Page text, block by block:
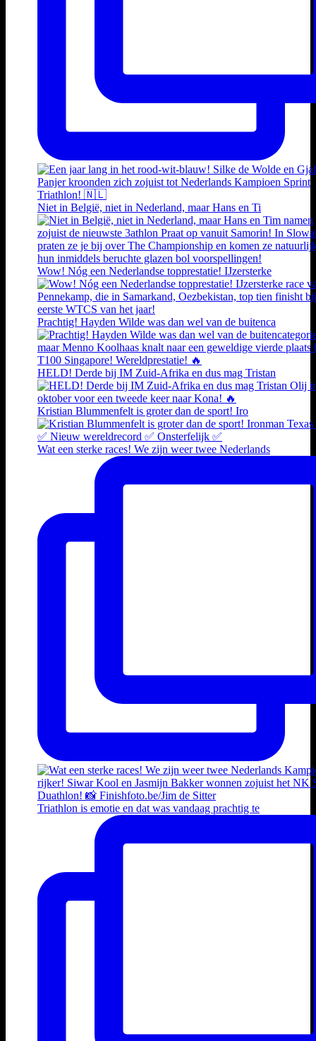
Niet in België, niet in Nederland, maar Hans en Ti
Wow! Nóg een Nederlandse topprestatie! IJzersterke
Prachtig! Hayden Wilde was dan wel van de buitenca
HELD! Derde bij IM Zuid-Afrika en dus mag Tristan
Kristian Blummenfelt is groter dan de sport! Iro
Wat een sterke races! We zijn weer twee Nederlands
Triathlon is emotie en dat was vandaag prachtig te